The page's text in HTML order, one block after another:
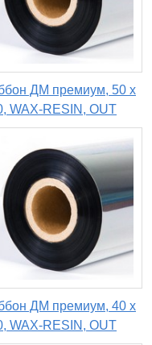
ДМ премиум, 50 х
WAX-RESIN, OUT
ДМ премиум, 40 х
WAX-RESIN, OUT